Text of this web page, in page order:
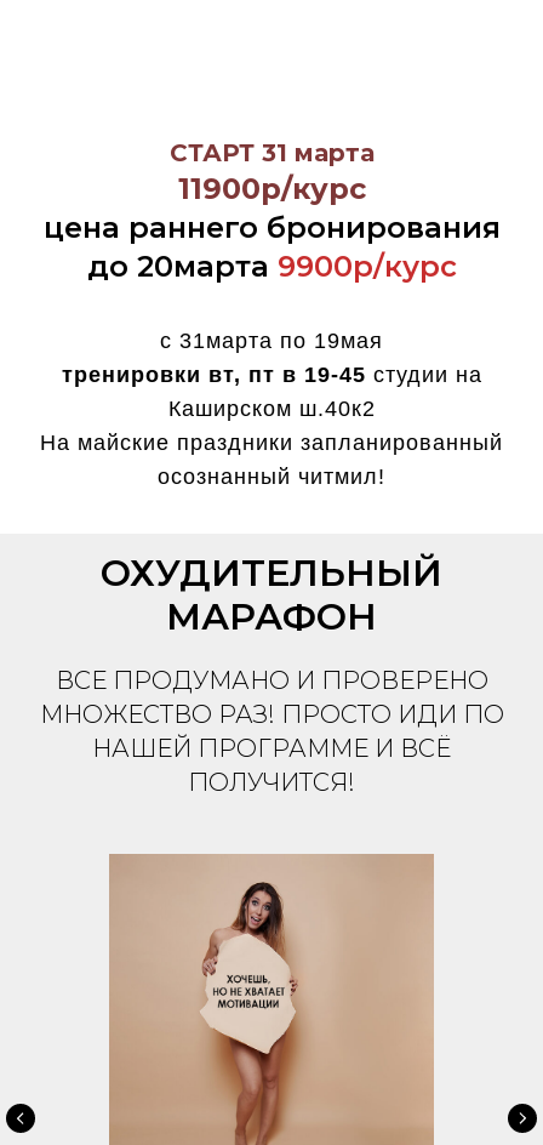
СТАРТ 31 марта
11900р/курс
цена раннего бронирования
до 20марта 9900р/курс
с 31марта по 19мая
тренировки вт, пт в 19-45 студии на
Каширском ш.40к2
На майские праздники запланированный
осознанный читмил!
ОХУДИТЕЛЬНЫЙ
МАРАФОН
ВСЕ ПРОДУМАНО И ПРОВЕРЕНО
МНОЖЕСТВО РАЗ! ПРОСТО ИДИ ПО
НАШЕЙ ПРОГРАММЕ И ВСЁ
ПОЛУЧИТСЯ!